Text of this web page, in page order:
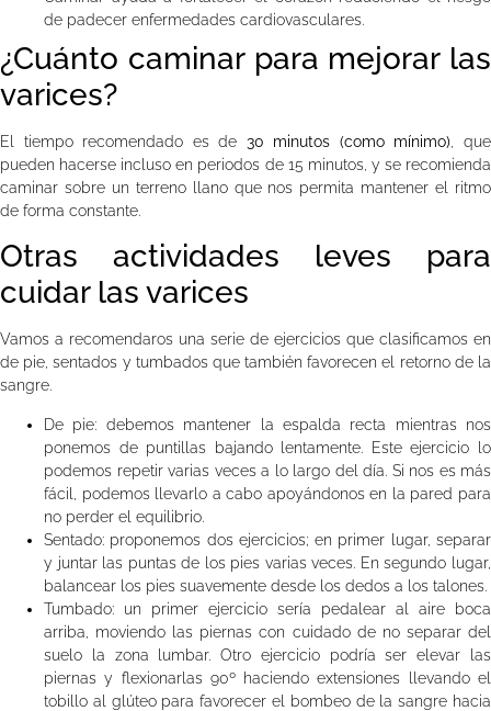
de padecer enfermedades cardiovasculares.
¿Cuánto caminar para mejorar las
varices?
El tiempo recomendado es de 30 minutos (como mínimo) , que
pueden hacerse incluso en periodos de 15 minutos, y se recomienda
caminar sobre un terreno llano que nos permita mantener el ritmo
de forma constante.
Otras actividades leves para
cuidar las varices
Vamos a recomendaros una serie de ejercicios que clasificamos en
de pie, sentados y tumbados que también favorecen el retorno de la
sangre.
De pie: debemos mantener la espalda recta mientras nos
ponemos de puntillas bajando lentamente. Este ejercicio lo
podemos repetir varias veces a lo largo del día. Si nos es más
fácil, podemos llevarlo a cabo apoyándonos en la pared para
no perder el equilibrio.
Sentado: proponemos dos ejercicios; en primer lugar, separar
y juntar las puntas de los pies varias veces. En segundo lugar,
balancear los pies suavemente desde los dedos a los talones.
Tumbado: un primer ejercicio sería pedalear al aire boca
arriba, moviendo las piernas con cuidado de no separar del
suelo la zona lumbar. Otro ejercicio podría ser elevar las
piernas y flexionarlas 90º haciendo extensiones llevando el
tobillo al glúteo para favorecer el bombeo de la sangre hacia